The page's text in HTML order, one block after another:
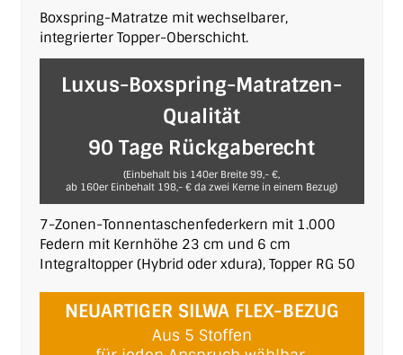
Boxspring-Matratze mit wechselbarer,
integrierter Topper-Oberschicht.
Luxus-Boxspring-Matratzen-
Qualität
90 Tage Rückgaberecht
(Einbehalt bis 140er Breite 99,- €,
ab 160er Einbehalt 198,- € da zwei Kerne in einem Bezug)
7-Zonen-Tonnentaschenfederkern mit 1.000
Federn mit Kernhöhe 23 cm und 6 cm
Integraltopper (Hybrid oder xdura), Topper RG 50
NEUARTIGER SILWA FLEX-BEZUG
Aus 5 Stoffen